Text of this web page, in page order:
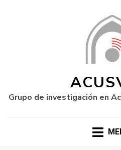
Grupo de investigación en